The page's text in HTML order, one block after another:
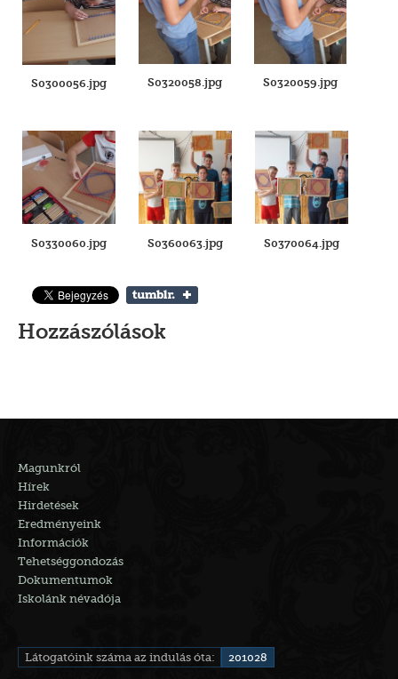
S0300056.jpg S0320058.jpg S0320059.jpg
S0330060.jpg S0360063.jpg S0370064.jpg
Hozzászólások
Magunkról
Hírek
Hirdetések
Eredményeink
Információk
Tehetséggondozás
Dokumentumok
Iskolánk névadója
Látogatóink száma az indulás óta: 201028